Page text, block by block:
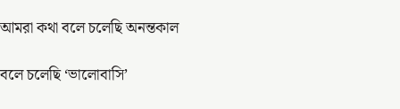
আমরা কথা বলে চলেছি অনন্তকাল
বলে চলেছি ‘ভালোবাসি’